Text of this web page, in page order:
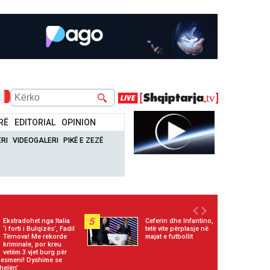
EDITORIAL OPINION
VIDEOGALERI PIKË E ZEZË
Ekstradohet nga Italia
‘i forti i Bulqizës’, Fadil
Tërnova! Me rekorde
kriminale, por kreu
vetëm 3 vjet burg për
Dyshime se
5
Ceferin dhe Infantino,
tetë vite përplasje në
majat e futbollit